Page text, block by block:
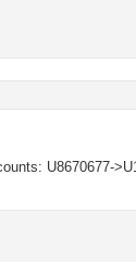
U8670677-